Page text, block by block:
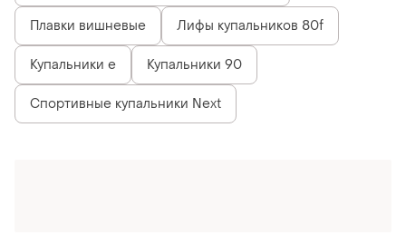
Плавки вишневые Лифы купальников 80f
Купальники е Купальники 90
Спортивные купальники Next